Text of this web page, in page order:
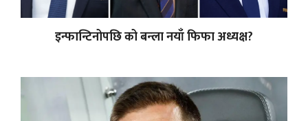
इन्फान्टिनोपछि को बन्ला नयाँ फिफा अध्यक्ष?